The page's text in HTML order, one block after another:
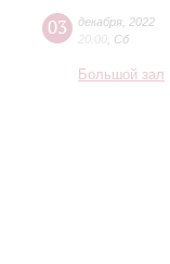
03 декабря 2022
20:00 Сб
Большой зал